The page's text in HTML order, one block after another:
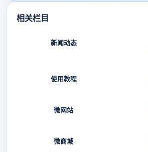
相关栏目
新闻动态
使用教程
微网站
微商城